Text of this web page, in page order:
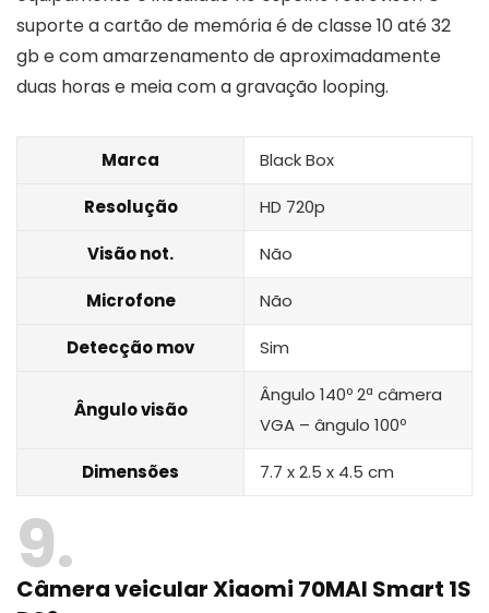
suporte a cartão de memória é de classe 10 até 32
gb e com amarzenamento de aproximadamente
duas horas e meia com a gravação looping.
Marca Black Box
Resolução HD 720p
Visão not. Não
Microfone Não
Detecção mov Sim
Ângulo visão
Ângulo 140º 2ª câmera
VGA – ângulo 100º
Dimensões ‎7.7 x 2.5 x 4.5 cm
9
Câmera veicular Xiaomi 70MAI Smart 1S